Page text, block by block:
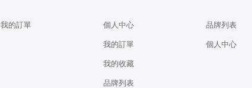
我的訂單
個人中心
我的訂單
我的收藏
品牌列表
品牌列表
個人中心